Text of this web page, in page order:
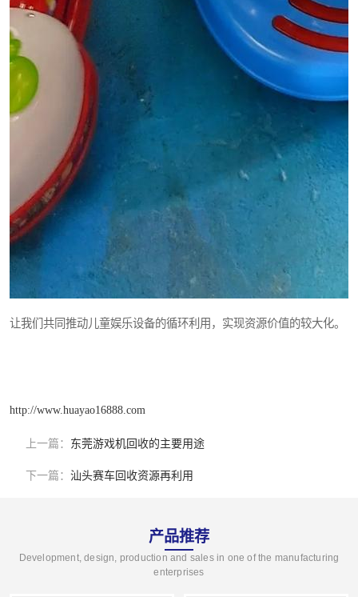
让我们共同推动儿童娱乐设备的循环利用，实现资源价值的较大化。
http://www.huayao16888.com
上一篇： 东莞游戏机回收的主要用途
下一篇： 汕头赛车回收资源再利用
产品推荐
Development, design, production and sales in one of the manufacturing
enterprises